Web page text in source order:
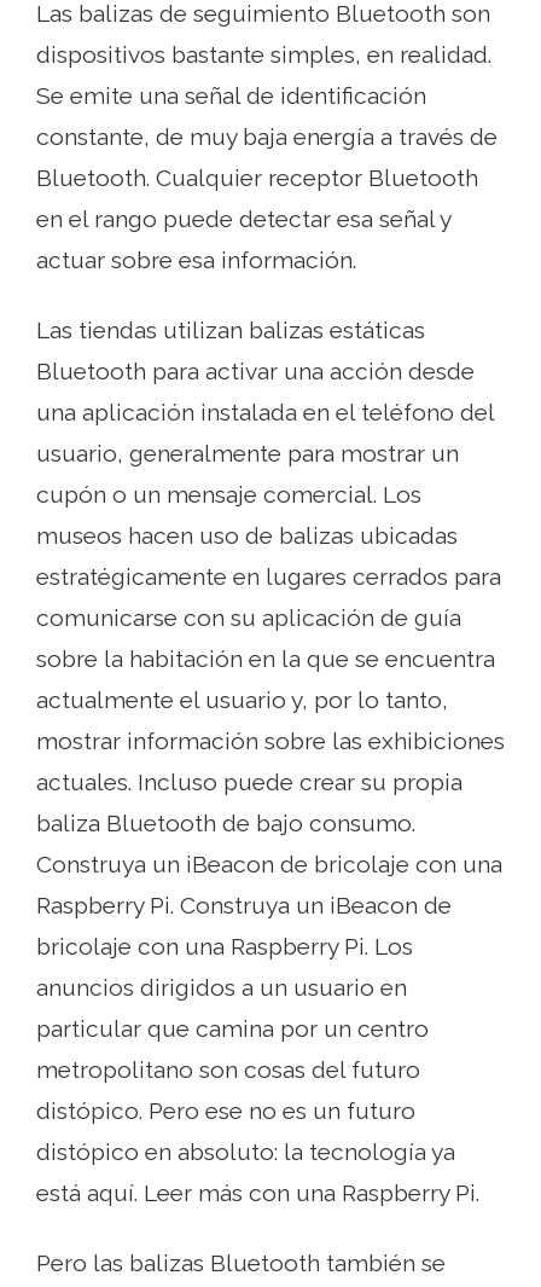
Las balizas de seguimiento Bluetooth son
dispositivos bastante simples, en realidad.
Se emite una señal de identificación
constante, de muy baja energía a través de
Bluetooth. Cualquier receptor Bluetooth
en el rango puede detectar esa señal y
actuar sobre esa información.
Las tiendas utilizan balizas estáticas
Bluetooth para activar una acción desde
una aplicación instalada en el teléfono del
usuario, generalmente para mostrar un
cupón o un mensaje comercial. Los
museos hacen uso de balizas ubicadas
estratégicamente en lugares cerrados para
comunicarse con su aplicación de guía
sobre la habitación en la que se encuentra
actualmente el usuario y, por lo tanto,
mostrar información sobre las exhibiciones
actuales. Incluso puede crear su propia
baliza Bluetooth de bajo consumo.
Construya un iBeacon de bricolaje con una
Raspberry Pi. Construya un iBeacon de
bricolaje con una Raspberry Pi. Los
anuncios dirigidos a un usuario en
particular que camina por un centro
metropolitano son cosas del futuro
distópico. Pero ese no es un futuro
distópico en absoluto: la tecnología ya
está aquí. Leer más con una Raspberry Pi.
Pero las balizas Bluetooth también se